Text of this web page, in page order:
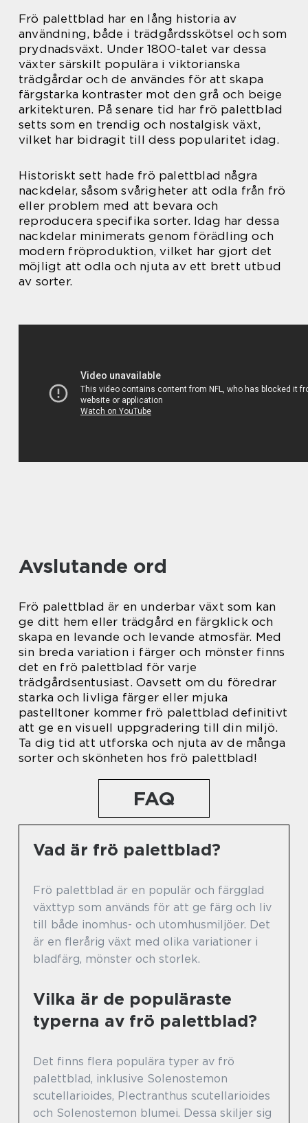
Frö palettblad har en lång historia av
användning, både i trädgårdsskötsel och som
prydnadsväxt. Under 1800-talet var dessa
växter särskilt populära i viktorianska
trädgårdar och de användes för att skapa
färgstarka kontraster mot den grå och beige
arkitekturen. På senare tid har frö palettblad
setts som en trendig och nostalgisk växt,
vilket har bidragit till dess popularitet idag.
Historiskt sett hade frö palettblad några
nackdelar, såsom svårigheter att odla från frö
eller problem med att bevara och
reproducera specifika sorter. Idag har dessa
nackdelar minimerats genom förädling och
modern fröproduktion, vilket har gjort det
möjligt att odla och njuta av ett brett utbud
av sorter.
Avslutande ord
Frö palettblad är en underbar växt som kan
ge ditt hem eller trädgård en färgklick och
skapa en levande och levande atmosfär. Med
sin breda variation i färger och mönster finns
det en frö palettblad för varje
trädgårdsentusiast. Oavsett om du föredrar
starka och livliga färger eller mjuka
pastelltoner kommer frö palettblad definitivt
att ge en visuell uppgradering till din miljö.
Ta dig tid att utforska och njuta av de många
sorter och skönheten hos frö palettblad!
FAQ
Vad är frö palettblad?
Frö palettblad är en populär och färgglad
växttyp som används för att ge färg och liv
till både inomhus- och utomhusmiljöer. Det
är en flerårig växt med olika variationer i
bladfärg, mönster och storlek.
Vilka är de populäraste
typerna av frö palettblad?
Det finns flera populära typer av frö
palettblad, inklusive Solenostemon
scutellarioides, Plectranthus scutellarioides
och Solenostemon blumei. Dessa skiljer sig